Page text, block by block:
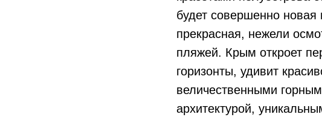
будет совершенно
прекрасная, нежели
пляжей. Крым откроет
горизонты, удивит
величественными
архитектурой,